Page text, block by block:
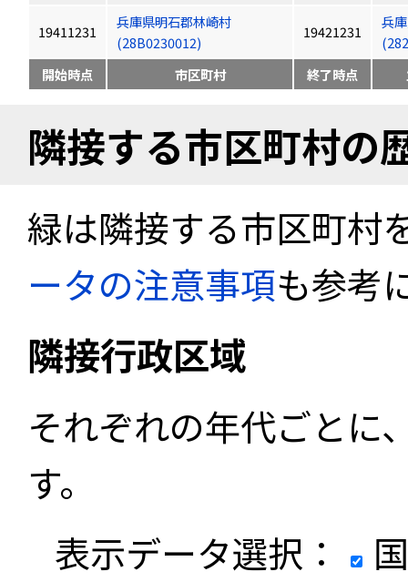
19411231
兵庫県明石郡林崎村
(28B0230012)
19421231
兵
開始時点
市区町村 終了時点
隣接する市区町村の
緑は隣接する市区町村
ータの注意事項も参考
隣接行政区域
それぞれの年代ごとに
す。
表示データ選択：